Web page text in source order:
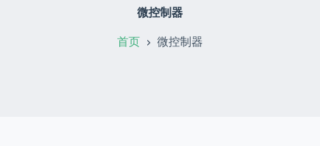
微控制器
首页 微控制器